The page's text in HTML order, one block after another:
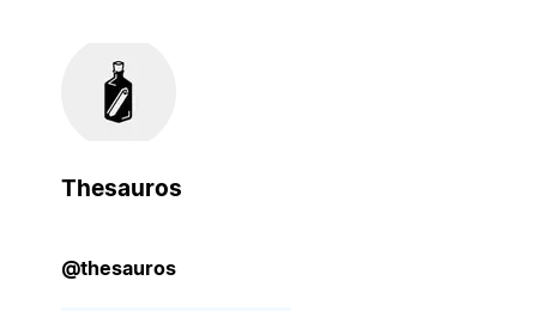
Thesauros
@thesauros